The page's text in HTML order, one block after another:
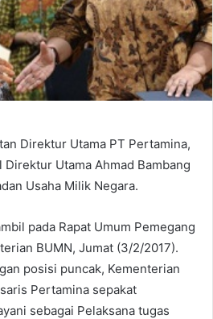
Direktur Utama PT Pertamina,
Utama Ahmad Bambang
Usaha Milik Negara.
pada Rapat Umum Pemegang
BUMN, Jumat (3/2/2017).
posisi puncak, Kementerian
Pertamina sepakat
sebagai Pelaksana tugas